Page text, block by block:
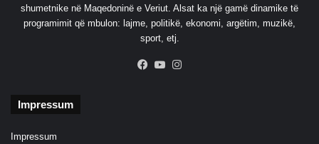
shumetnike në Maqedoninë e Veriut. Alsat ka një gamë dinamike të
programimit që mbulon: lajme, politikë, ekonomi, argëtim, muzikë,
sport, etj.
Facebook
YouTube
Impressum
Impressum